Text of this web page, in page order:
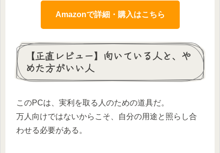
Amazonで詳細・購入はこちら
【正直レビュー】向いている人と、や
めた方がいい人
このPCは、実利を取る人のための道具だ。
万人向けではないからこそ、自分の用途と照らし合
わせる必要がある。